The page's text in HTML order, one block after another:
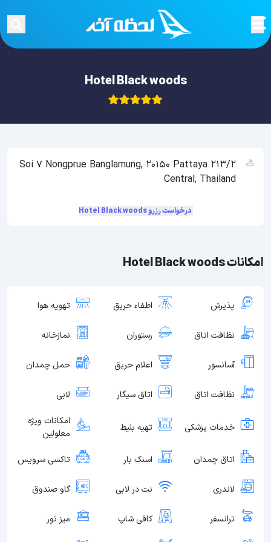
Hotel Black woods
امکانات Hotel Black woods
پذیرش اطفاء حریق تهویه هوا
نظافت اتاق رستوران نمازخانه
آسانسور اعلام حریق حمل چمدان
نظافت اتاق اتاق سیگار لابی
خدمات پزشکی تهیه بلیط
امکانات ویژه
معلولین
اتاق چمدان اسنک بار تاکسی سرویس
لاندری نت در لابی گاو صندوق
ترانسفر کافی شاپ میز تور
213/2 Soi 7 Nongprue Banglamung, 20150 Pattaya
Central, Thailand
درخواست رزرو Hotel Black woods